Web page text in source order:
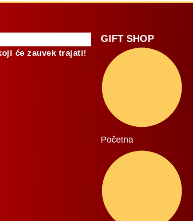
će zauvek trajati!
GIFT SHOP
Početna